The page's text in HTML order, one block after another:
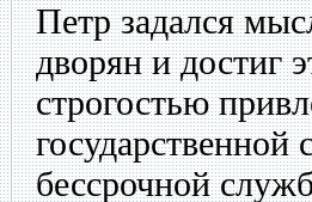
Петр задался
дворян и достиг
строгостью
бессрочной